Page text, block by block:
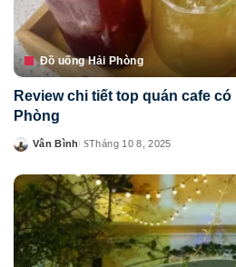
Đồ uống Hải Phòng
Review chi tiết top quán cafe
Phòng
Posted
Vân Bình Tháng 10 8, 2025